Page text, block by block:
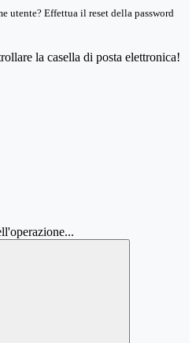
utente? Effettua il reset della password
la casella di posta elettronica!